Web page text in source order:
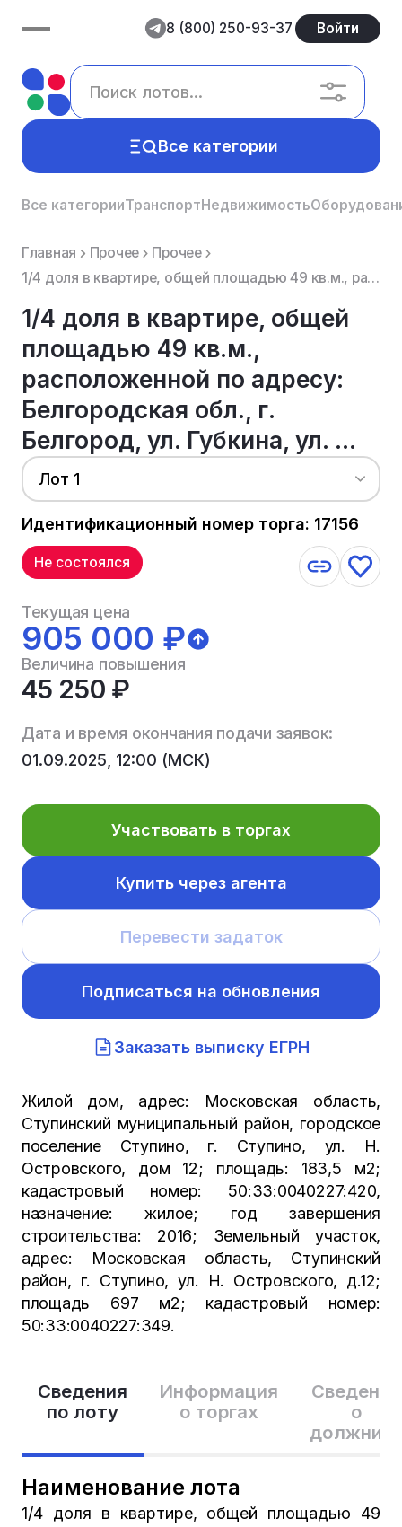
8 (800) 250-93-37 Войти
Все категории
Все категорииТранспортНедвижимость
Главная Прочее
Прочее
1/4 доля в квартире, общей площадью 49 кв.м., расположенной по адресу: Белгородская обл., г. Белгоро...
1/4 доля в квартире, общей
площадью 49 кв.м.,
расположенной по адресу:
Белгородская обл., г.
Белгород, ул. Губкина, ул. ...
Лот 1
Идентификационный номер торга: 17156
Сведения
по лоту
Информация
о торгах
Сведения
о
Наименование лота
1/4 доля в квартире, общей площадью 49
Не состоялся
Текущая цена
905 000 ₽
Величина повышения
45 250 ₽
Дата и время окончания подачи заявок:
01.09.2025, 12:00 (МСК)
Участвовать в торгах
Купить через агента
Перевести задаток
Подписаться на обновления
Заказать выписку ЕГРН
Жилой дом, адрес: Московская область,
Ступинский муниципальный район, городское
поселение Ступино, г. Ступино, ул. Н.
Островского, дом 12; площадь: 183,5 м2;
кадастровый номер: 50:33:0040227:420,
назначение: жилое; год завершения
строительства: 2016; Земельный участок,
адрес: Московская область, Ступинский
район, г. Ступино, ул. Н. Островского, д.12;
площадь 697 м2; кадастровый номер:
50:33:0040227:349.